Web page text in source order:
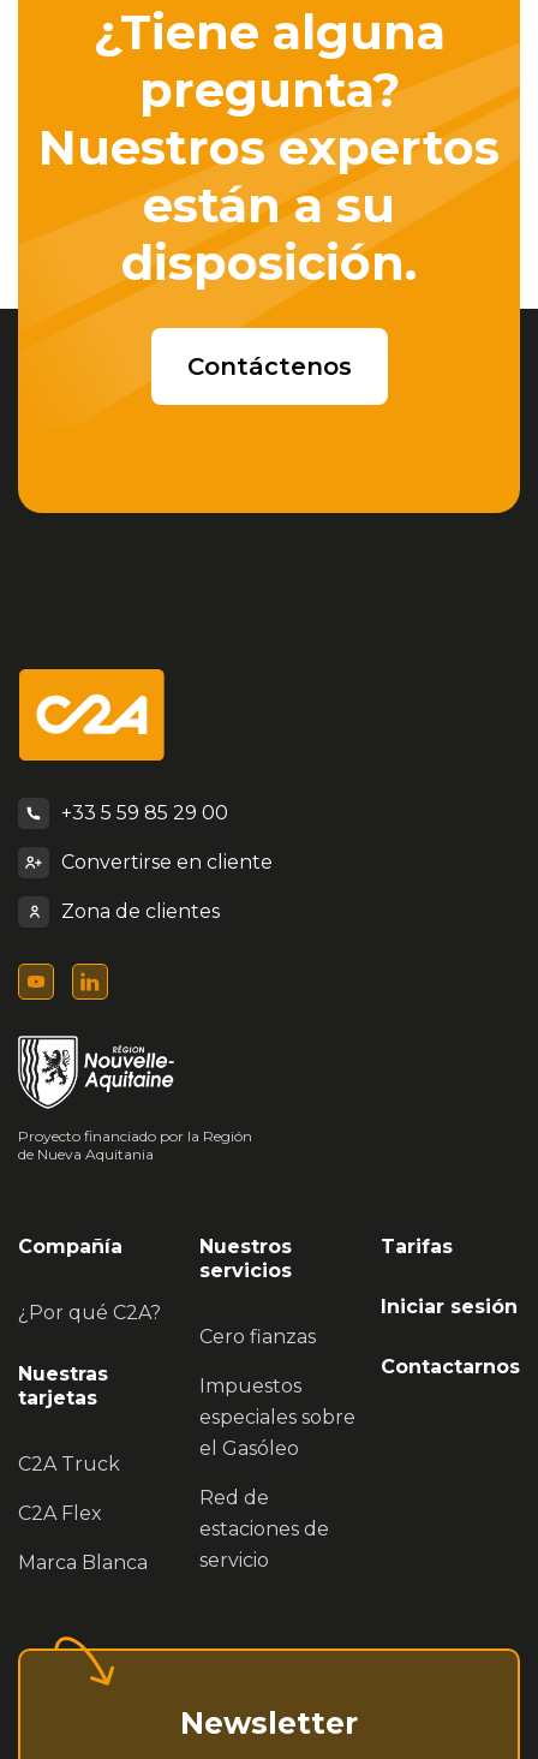
¿Tiene alguna
pregunta?
Nuestros expertos
están a su
disposición.
Contáctenos
+33 5 59 85 29 00
Convertirse en cliente
Zona de clientes
Proyecto financiado por la Región
de Nueva Aquitania
Compañía
¿Por qué C2A?
Nuestras
tarjetas
C2A Truck
C2A Flex
Marca Blanca
Nuestros
servicios
Cero fianzas
Impuestos
especiales sobre
el Gasóleo
Red de
estaciones de
servicio
Tarifas
Iniciar sesión
Contactarnos
Newsletter